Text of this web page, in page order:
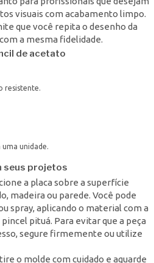
visuais com acabamento limpo.
que você repita o desenho da
a mesma fidelidade.
de acetato
resistente.
unidade.
seus projetos
a placa sobre a superfície
madeira ou parede. Você pode
spray, aplicando o material com a
pituá. Para evitar que a peça
segure firmemente ou utilize
o molde com cuidado e aguarde